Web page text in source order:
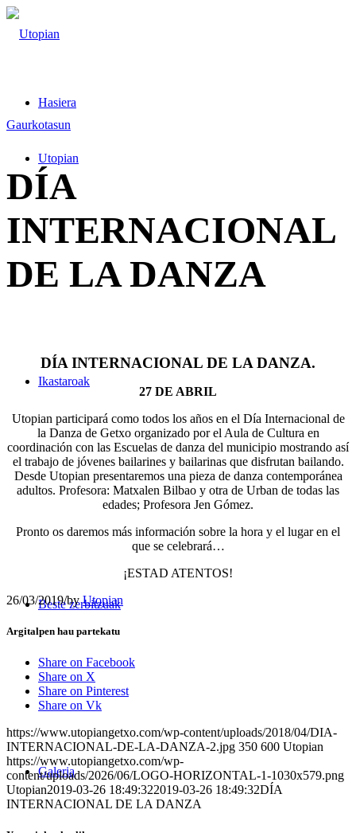
Hasiera
Utopian
Ikastaroak
Beste zerbitzuak
Galeria
Gaurkotasun
DÍA
INTERNACIONAL
DE LA DANZA
DÍA INTERNACIONAL DE LA DANZA.
27 DE ABRIL
Utopian participará como todos los años en el Día Internacional de
la Danza de Getxo organizado por el Aula de Cultura en
coordinación con las Escuelas de danza del municipio mostrando así
el trabajo de jóvenes bailarines y bailarinas que disfrutan bailando.
Desde Utopian presentaremos una pieza de danza contemporánea
adultos. Profesora: Matxalen Bilbao y otra de Urban de todas las
edades; Profesora Jen Gómez.
Pronto os daremos más información sobre la hora y el lugar en el
que se celebrará…
¡ESTAD ATENTOS!
26/03/2019/byUtopian
Argitalpen hau partekatu
Share on Facebook
Share on X
Share on Pinterest
Share on Vk
https://www.utopiangetxo.com/wp-content/uploads/2018/04/DIA-
INTERNACIONAL-DE-LA-DANZA-2.jpg 350 600 Utopian
https://www.utopiangetxo.com/wp-
content/uploads/2026/06/LOGO-HORIZONTAL-1-1030x579.png
Utopian2019-03-26 18:49:322019-03-26 18:49:32DÍA
INTERNACIONAL DE LA DANZA